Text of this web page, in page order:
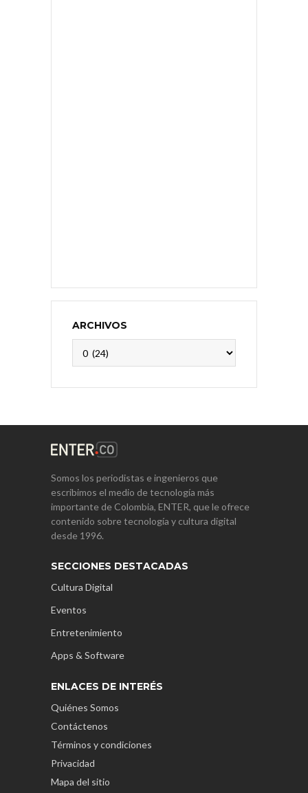
ARCHIVOS
Somos los periodistas e ingenieros que
escribimos el medio de tecnología más
importante de Colombia, ENTER, que le ofrece
contenido sobre tecnología y cultura digital
desde 1996.
SECCIONES DESTACADAS
Cultura Digital
Eventos
Entretenimiento
Apps & Software
ENLACES DE INTERÉS
Quiénes Somos
Contáctenos
Términos y condiciones
Privacidad
Mapa del sitio